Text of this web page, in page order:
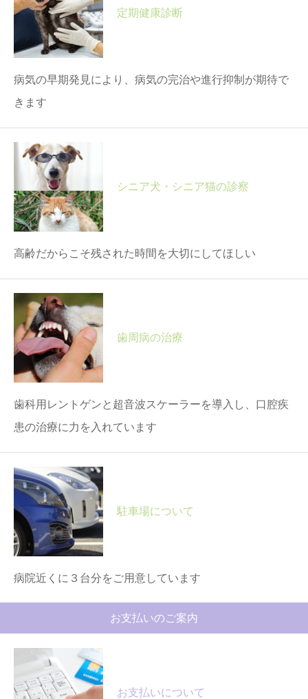
定期健康診断
病気の早期発見により、病気の完治や進行抑制が期待で
きます
シニア犬・シニア猫の診察
高齢だからこそ残された時間を大切にしてほしい
歯周病の治療
歯科用レントゲンと超音波スケーラーを導入し、口腔疾
患の治療に力を入れています
駐車場について
病院近くに３台分をご用意しています
お支払いのご案内
お支払いについて